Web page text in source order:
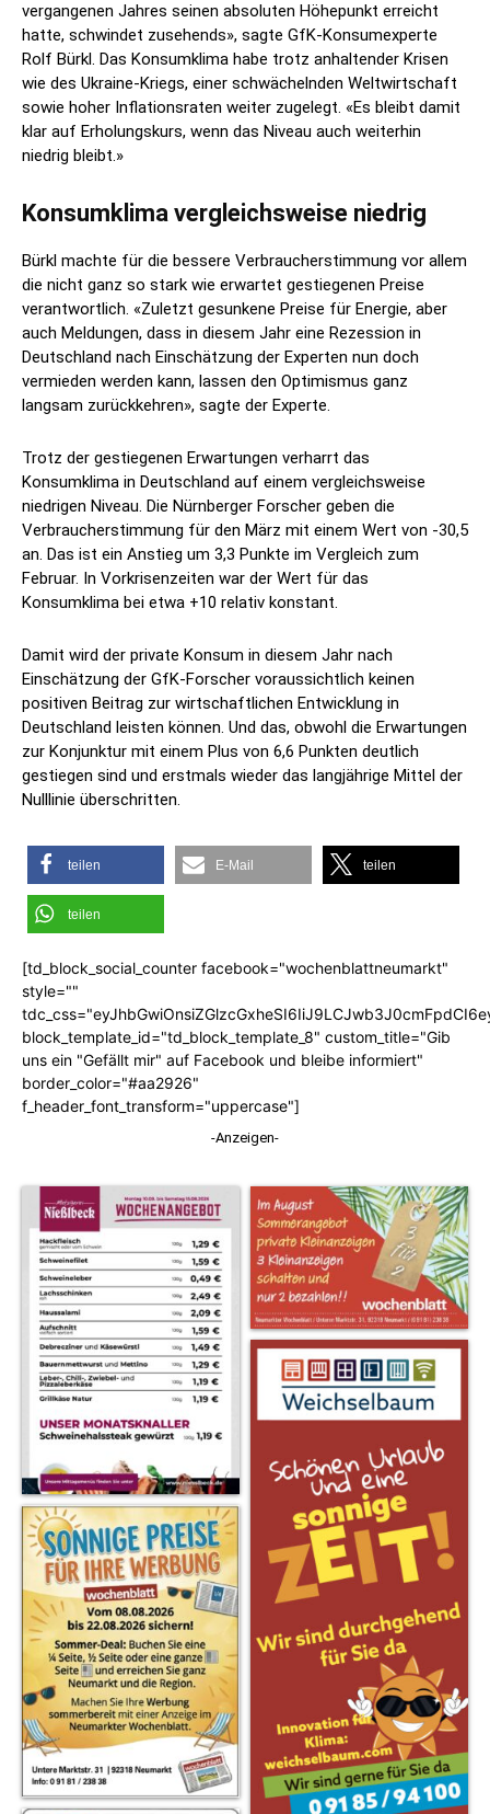
vergangenen Jahres seinen absoluten Höhepunkt erreicht
hatte, schwindet zusehends», sagte GfK-Konsumexperte
Rolf Bürkl. Das Konsumklima habe trotz anhaltender Krisen
wie des Ukraine-Kriegs, einer schwächelnden Weltwirtschaft
sowie hoher Inflationsraten weiter zugelegt. «Es bleibt damit
klar auf Erholungskurs, wenn das Niveau auch weiterhin
niedrig bleibt.»
Konsumklima vergleichsweise niedrig
Bürkl machte für die bessere Verbraucherstimmung vor allem
die nicht ganz so stark wie erwartet gestiegenen Preise
verantwortlich. «Zuletzt gesunkene Preise für Energie, aber
auch Meldungen, dass in diesem Jahr eine Rezession in
Deutschland nach Einschätzung der Experten nun doch
vermieden werden kann, lassen den Optimismus ganz
langsam zurückkehren», sagte der Experte.
Trotz der gestiegenen Erwartungen verharrt das
Konsumklima in Deutschland auf einem vergleichsweise
niedrigen Niveau. Die Nürnberger Forscher geben die
Verbraucherstimmung für den März mit einem Wert von -30,5
an. Das ist ein Anstieg um 3,3 Punkte im Vergleich zum
Februar. In Vorkrisenzeiten war der Wert für das
Konsumklima bei etwa +10 relativ konstant.
Damit wird der private Konsum in diesem Jahr nach
Einschätzung der GfK-Forscher voraussichtlich keinen
positiven Beitrag zur wirtschaftlichen Entwicklung in
Deutschland leisten können. Und das, obwohl die Erwartungen
zur Konjunktur mit einem Plus von 6,6 Punkten deutlich
gestiegen sind und erstmals wieder das langjährige Mittel der
Nulllinie überschritten.
teilen E-Mail teilen
teilen
[td_block_social_counter facebook="wochenblattneumarkt"
style=""
block_template_id="td_block_template_8" custom_title="Gib
uns ein "Gefällt mir" auf Facebook und bleibe informiert"
border_color="#aa2926"
f_header_font_transform="uppercase"]
-Anzeigen-